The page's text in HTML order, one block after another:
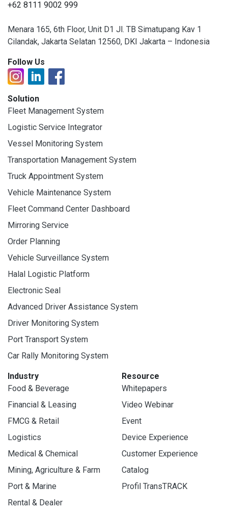
+62 8111 9002 999
Menara 165, 6th Floor, Unit D1 Jl. TB Simatupang Kav 1
Cilandak, Jakarta Selatan 12560, DKI Jakarta – Indonesia
Follow Us
Solution
Fleet Management System
Logistic Service Integrator
Vessel Monitoring System
Transportation Management System
Truck Appointment System
Vehicle Maintenance System
Fleet Command Center Dashboard
Mirroring Service
Order Planning
Vehicle Surveillance System
Halal Logistic Platform
Electronic Seal
Advanced Driver Assistance System
Driver Monitoring System
Port Transport System
Car Rally Monitoring System
Industry
Food & Beverage
Financial & Leasing
FMCG & Retail
Logistics
Medical & Chemical
Mining, Agriculture & Farm
Port & Marine
Rental & Dealer
Resource
Whitepapers
Video Webinar
Event
Device Experience
Customer Experience
Catalog
Profil TransTRACK